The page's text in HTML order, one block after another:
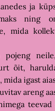
ja
ning
mida
pojeng
õit,
igast
areng